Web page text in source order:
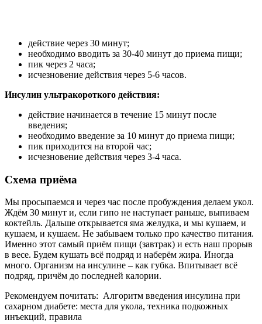
либо количество уколов за сутки, либо начинать
экстремальные схемы, предполагающие инъекции
непосредственно до и сразу после тренировки. А иногда и во
время её.
Существует схема внутривенного введения инсулина вместе с
раствором аминокислот. Все эти методики отлично работают.
А ещё они РЕАЛЬНО опасны. Помимо гипогликемической
комы и ожирения, использование инсулина чревато
дисфункцией поджелудочной железы и скоплением
висцерального жира. То есть правильное применение этого
гормона в глобальных масштабах требует контроля опытного
специалиста. И даже это не будет 100% гарантией
безопасности.
убеждённым «рельефникам» – набор жира и жидкости на
курсе этого гормона неизбежен. Он будет тем меньше, чем
строже соблюдается диета. Маленький бонус. Я использовал
ультракороткий инсулин фирмы Эли Лилли (США) под
названием Хумалог. Очень качественный продукт. Но
дорогой. Советую именно его, особенно для первого
знакомства с этим гормоном.
Правила инъекций
Перед началом процедуры проверьте наличие сахара, меда,